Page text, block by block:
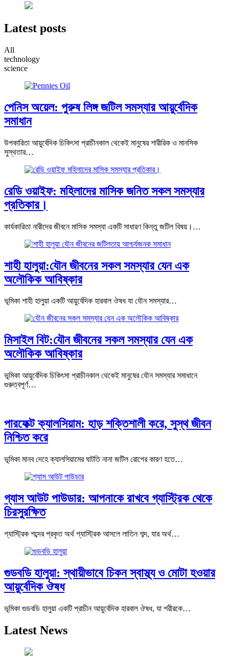
Latest posts
All
technology
science
পেনিস অয়েল: পুরুষ লিঙ্গ জটিল সমস্যার আয়ুর্বেদিক
সমাধান
উপকারিতা আয়ুর্বেদিক চিকিৎসা প্রাচীনকাল থেকেই মানুষের শারীরিক ও মানসিক
সুস্থতার…
রেডি ওয়াইফ: মহিলাদের মাসিক জনিত সকল সমস্যার
প্রতিকার।
কার্যকারিতা নারীদের জীবনে মাসিক সমস্যা একটি সাধারণ কিন্তু জটিল বিষয়।…
শাহী হালুয়া:যৌন জীবনের সকল সমস্যার যেন এক
অলৌকিক আবিষ্কার
ভূমিকা শাহী হালুয়া একটি আয়ুর্বেদিক হারবাল ঔষধ যা যৌন সমস্যার…
মিসাইল বিট:যৌন জীবনের সকল সমস্যার যেন এক
অলৌকিক আবিষ্কার
ভূমিকা আয়ুর্বেদিক চিকিৎসা প্রাচীনকাল থেকেই মানুষের যৌন সমস্যার সমাধানে
গুরুত্বপূর্ণ…
পারফেক্ট ক্যালসিয়াম: হাড় শক্তিশালী করে, সুস্থ জীবন
নিশ্চিত করে
ভূমিকা মানব দেহে ক্যালসিয়ামের ঘাটতি নানা জটিল রোগের কারণ হতে…
গ্যাস আউট পাউডার: আপনাকে রাখবে গ্যাস্ট্রিক থেকে
চিরসুরক্ষিত
গ্যাস্ট্রিক শব্দের প্রকৃত অর্থ গ্যাস্ট্রিক আসলে লাতিন শব্দ, যার অর্থ…
গুডবডি হালুয়া: স্থায়ীভাবে চিকন স্বাস্থ্য ও মোটা হওয়ার
আয়ুর্বেদিক ঔষধ
ভূমিকা গুডবডি হালুয়া একটি প্রাচীন আয়ুর্বেদিক হারবাল ঔষধ, যা শরীরকে…
Latest News